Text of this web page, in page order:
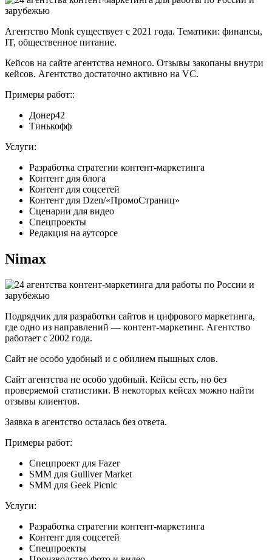
Агентство Monk существует с 2021 года. Тематики: финансы,
IT, общественное питание.
Кейсов на сайте агентства немного. Отзывы закопаны внутри
кейсов. Агентство достаточно активно на VC.
Примеры работ::
Донер42
Тинькофф
Услуги:
Разработка стратегии контент-маркетинга
Контент для блога
Контент для соцсетей
Контент для Dzen/«ПромоСтраниц»
Сценарии для видео
Спецпроекты
Редакция на аутсорсе
Nimax
Подрядчик для разработки сайтов и цифрового маркетинга,
где одно из направлений — контент-маркетинг. Агентство
работает с 2002 года.
Сайт не особо удобный и с обилием пышных слов.
Сайт агентства не особо удобный. Кейсы есть, но без
проверяемой статистики. В некоторых кейсах можно найти
отзывы клиентов.
Заявка в агентство осталась без ответа.
Примеры работ:
Спецпроект для Fazer
SMM для Gulliver Market
SMM для Geek Picnic
Услуги:
Разработка стратегии контент-маркетинга
Контент для соцсетей
Спецпроекты